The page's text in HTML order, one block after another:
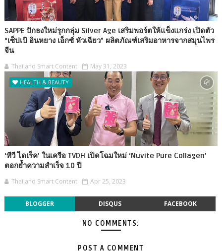
SAPPE ปักธงใหม่รุกกลุ่ม Silver Age เสริมพอร์ตให้แข็งแกร่ง เปิดตัว
“เซ็ปเป้ อินหยาง เอ็กซ์ หัวเฉียว” ผลิตภัณฑ์เสริมอาหารจากสมุนไพร
จีน
Thailand Smart Content May 31, 2023
HEALTH & BEAUTY
‘ทีวี ไดเร็ค’ ในเครือ TVDH เปิดโฉมใหม่ ‘Nuvite Pure Collagen’
ตอกย้ำความสำเร็จ 10 ปี
Thailand Smart Content Apr 25, 2023
BLOGGER DISQUS FACEBOOK
NO COMMENTS:
POST A COMMENT